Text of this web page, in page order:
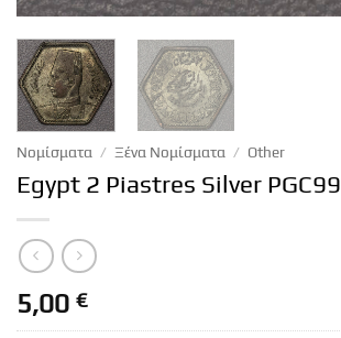
Νομίσματα / Ξένα Νομίσματα / Other
Egypt 2 Piastres Silver PGC99
5,00 €